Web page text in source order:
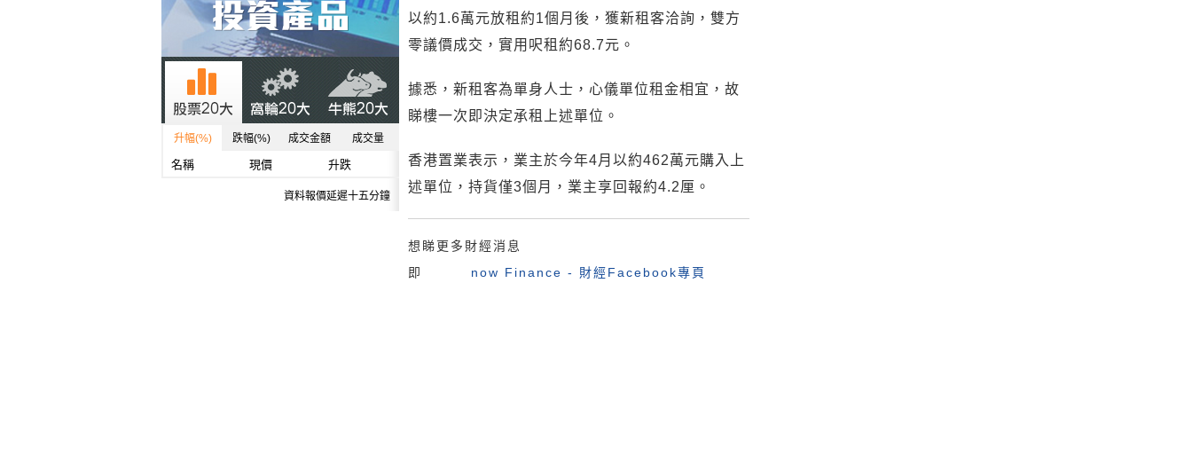
升幅(%) 跌幅(%) 成交金額 成交量
名稱 現價 升跌
資料報價延遲十五分鐘
以約1.6萬元放租約1個月後，獲新租客洽詢，雙方
零議價成交，實用呎租約68.7元。
據悉，新租客為單身人士，心儀單位租金相宜，故
睇樓一次即決定承租上述單位。
香港置業表示，業主於今年4月以約462萬元購入上
述單位，持貨僅3個月，業主享回報約4.2厘。
想睇更多財經消息
即
now Finance - 財經Facebook專頁